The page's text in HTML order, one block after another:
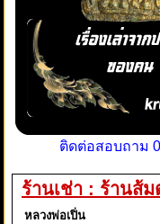
ติดต่อสอบถาม
ร้านเช่า : ร้านส้
หลวงพ่อเปิ่น